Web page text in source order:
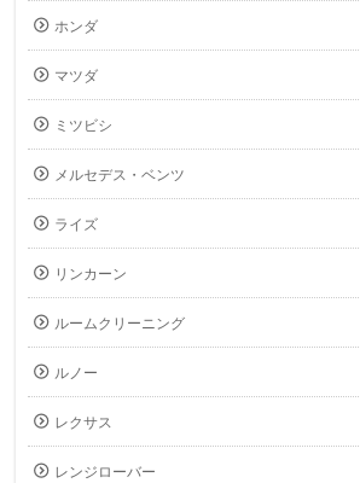
ホンダ
マツダ
ミツビシ
メルセデス・ベンツ
ライズ
リンカーン
ルームクリーニング
ルノー
レクサス
レンジローバー